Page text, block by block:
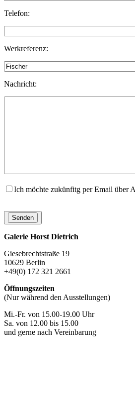
Telefon:
Werkreferenz:
Nachricht:
Ich möchte zukünfitg per Email über
Galerie Horst Dietrich
Giesebrechtstraße 19
10629 Berlin
+49(0) 172 321 2661
Öffnungszeiten
(Nur während den Ausstellungen)
Mi.-Fr. von 15.00-19.00 Uhr
Sa. von 12.00 bis 15.00
und gerne nach Vereinbarung